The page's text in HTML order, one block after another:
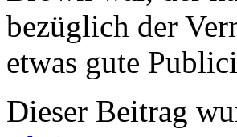
bezüglich der
etwas gute
Dieser Beitrag